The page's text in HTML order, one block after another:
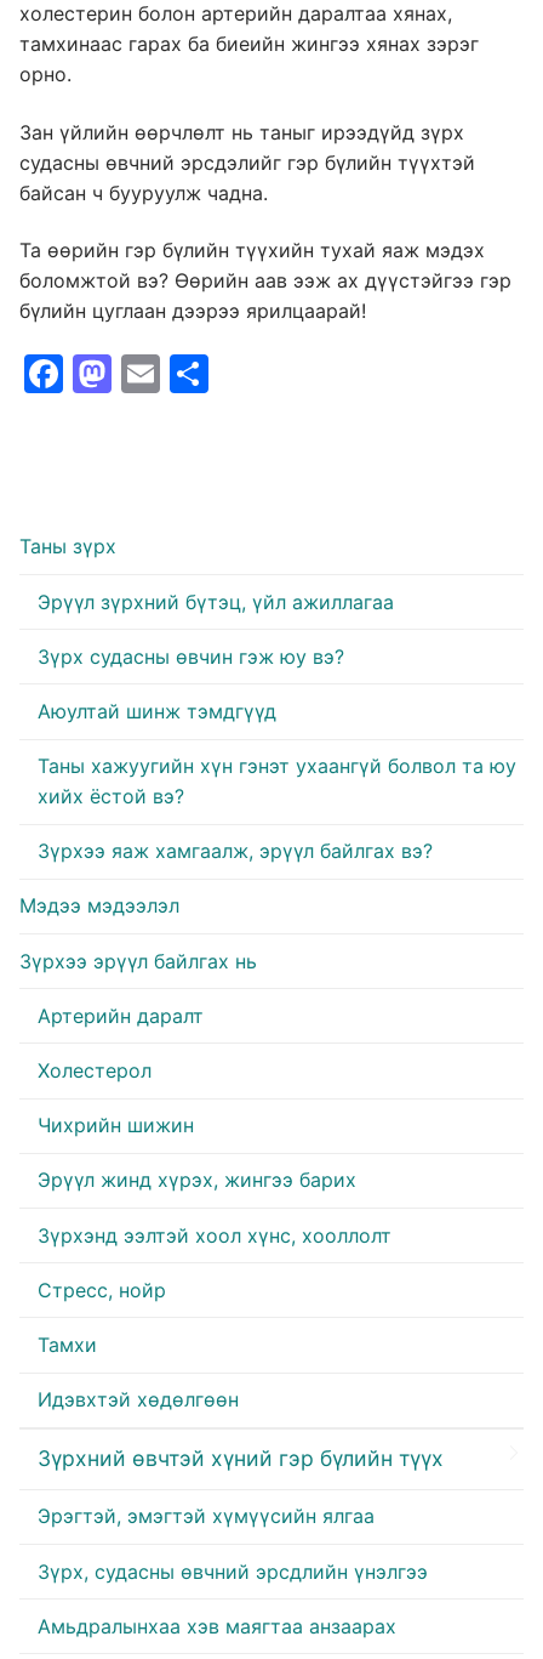
холестерин болон артерийн даралтаа хянах,
тамхинаас гарах ба биеийн жингээ хянах зэрэг
орно.
Зан үйлийн өөрчлөлт нь таныг ирээдүйд зүрх
судасны өвчний эрсдэлийг гэр бүлийн түүхтэй
байсан ч бууруулж чадна.
Та өөрийн гэр бүлийн түүхийн тухай яаж мэдэх
боломжтой вэ? Өөрийн аав ээж ах дүүстэйгээ гэр
бүлийн цуглаан дээрээ ярилцаарай!
Facebook
Mastodon
Email
Таны зүрх
Эрүүл зүрхний бүтэц, үйл ажиллагаа
Зүрх судасны өвчин гэж юу вэ?
Аюултай шинж тэмдгүүд
Таны хажуугийн хүн гэнэт ухаангүй болвол та юу
хийх ёстой вэ?
Зүрхээ яаж хамгаалж, эрүүл байлгах вэ?
Мэдээ мэдээлэл
Зүрхээ эрүүл байлгах нь
Артерийн даралт
Холестерол
Чихрийн шижин
Эрүүл жинд хүрэх, жингээ барих
Зүрхэнд ээлтэй хоол хүнс, хооллолт
Стресс, нойр
Тамхи
Идэвхтэй хөдөлгөөн
Зүрхний өвчтэй хүний гэр бүлийн түүх
Эрэгтэй, эмэгтэй хүмүүсийн ялгаа
Зүрх, судасны өвчний эрсдлийн үнэлгээ
Амьдралынхаа хэв маягтаа анзаарах